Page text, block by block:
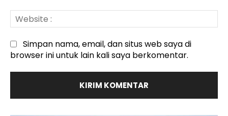
:
Simpan nama, email, dan situs web saya di
browser ini untuk lain kali saya berkomentar.